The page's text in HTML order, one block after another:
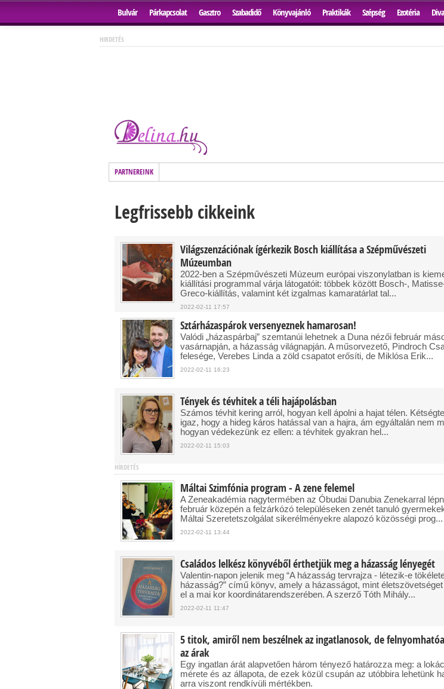
Bulvár Párkapcsolat Gasztro Szabadidő Könyvajánló Praktikák Szépség Ezotéria
HIRDETÉS
PARTNEREINK
Legfrissebb cikkeink
Világszenzációnak ígérkezik Bosch kiállítása a Szépművészeti
Múzeumban
2022-ben a Szépművészeti Múzeum európai viszonylatban is
kiállítási programmal várja látogatóit: többek között Bosch-,
Greco-kiállítás, valamint két izgalmas kamaratárlat tal...
2022-02-11 17:57
Sztárházaspárok versenyeznek hamarosan!
Valódi „házaspárbaj” szemtanúi lehetnek a Duna nézői február
vasárnapján, a házasság világnapján. A műsorvezető, Pindroch
felesége, Verebes Linda a zöld csapatot erősíti, de Miklósa Erik...
2022-02-11 16:23
Tények és tévhitek a téli hajápolásban
Számos tévhit kering arról, hogyan kell ápolni a hajat télen.
igaz, hogy a hideg káros hatással van a hajra, ám egyáltalán nem
hogyan védekezünk ez ellen: a tévhitek gyakran hel...
2022-02-11 15:03
HÍRDETÉS
Máltai Szimfónia program - A zene felemel
A Zeneakadémia nagytermében az Óbudai Danubia Zenekarral
február közepén a felzárkózó településeken zenét tanuló
Máltai Szeretetszolgálat sikerélményekre alapozó közösségi prog...
2022-02-11 13:44
Családos lelkész könyvéből érthetjük meg a házasság lényegét
Valentin-napon jelenik meg “A házasság tervrajza - létezik-e
házasság?” című könyv, amely a házasságot, mint
el a mai kor koordinátarendszerében. A szerző Tóth Mihály...
2022-02-11 11:47
5 titok, amiről nem beszélnek az ingatlanosok, de
az árak
Egy ingatlan árát alapvetően három tényező határozza meg: a
mérete és az állapota, de ezek közül csupán az utóbbira lehetünk
arra viszont rendkívüli mértékben.